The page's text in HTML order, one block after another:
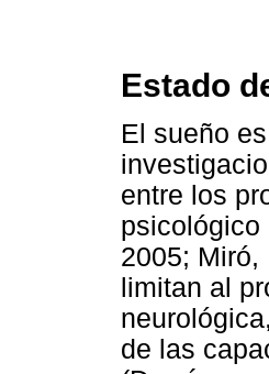
Estado
El sueño
entre los
psicológico
2005; Miró,
limitan al
de las